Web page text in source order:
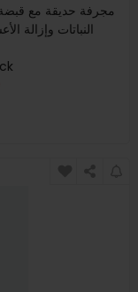
مجرفة حديقة مع قبضة
النباتات وإزالة